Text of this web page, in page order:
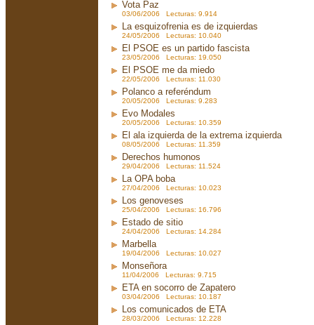
Vota Paz
03/06/2006 Lecturas: 9.914
La esquizofrenia es de izquierdas
24/05/2006 Lecturas: 10.040
El PSOE es un partido fascista
23/05/2006 Lecturas: 19.050
El PSOE me da miedo
22/05/2006 Lecturas: 11.030
Polanco a referéndum
20/05/2006 Lecturas: 9.283
Evo Modales
20/05/2006 Lecturas: 10.359
El ala izquierda de la extrema izquierda
08/05/2006 Lecturas: 11.359
Derechos humonos
29/04/2006 Lecturas: 11.524
La OPA boba
27/04/2006 Lecturas: 10.023
Los genoveses
25/04/2006 Lecturas: 16.796
Estado de sitio
24/04/2006 Lecturas: 14.284
Marbella
19/04/2006 Lecturas: 10.027
Monseñora
11/04/2006 Lecturas: 9.715
ETA en socorro de Zapatero
03/04/2006 Lecturas: 10.187
Los comunicados de ETA
28/03/2006 Lecturas: 12.228